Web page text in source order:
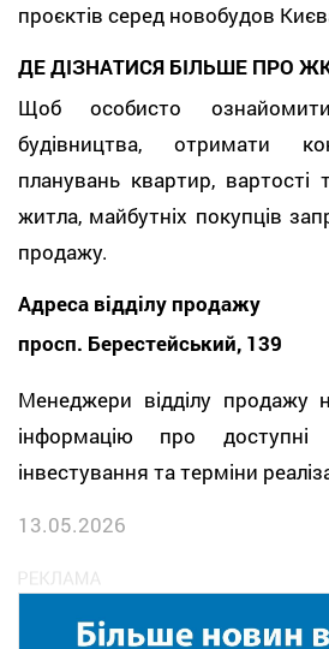
проєктів серед новобудов
ДЕ ДІЗНАТИСЯ БІЛЬШЕ ПРО ЖК
Щоб особисто
будівництва, отримати
планувань квартир,
житла, майбутніх покупців
продажу.
Адреса відділу продажу
просп. Берестейський, 139
Менеджери відділу продажу
інформацію про
інвестування та терміни
13.05.2026